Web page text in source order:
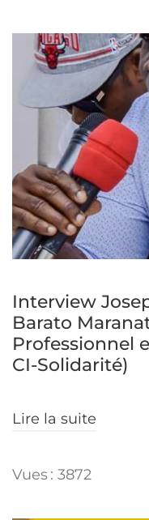
Interview
Barato
Professionnel
CI-Solidarité)
Lire la suite
Vues : 3872